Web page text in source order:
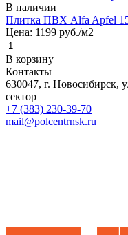
В наличии
Плитка ПВХ Alfa Apfel
Цена: 1199 руб./м2
В корзину
Контакты
630047, г. Новосибирск,
сектор
+7 (383) 230-39-70
mail@polcentrnsk.ru